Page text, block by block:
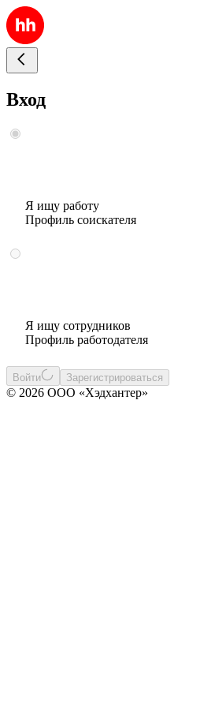
Вход
Я ищу работу
Профиль соискателя
Я ищу сотрудников
Профиль работодателя
Войти Зарегистрироваться
© 2026 ООО «Хэдхантер»